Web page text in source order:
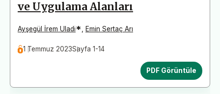
ve Uygulama Alanları
Ayşegül İrem Uladi* Emin Sertaç Arı
1 Temmuz 2023Sayfa 1-14
PDF Görüntüle